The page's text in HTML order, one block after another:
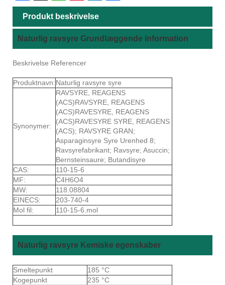
Produkt beskrivelse
Naturlig ravsyre Grundlæggende information
Beskrivelse Referencer
Produktnavn:Naturlig ravsyre syre
Synonymer:
RAVSYRE, REAGENS
(ACS)RAVSYRE, REAGENS
(ACS)RAVESYRE, REAGENS
(ACS)RAVESYRE SYRE, REAGENS
(ACS); RAVSYRE GRAN;
Asparaginsyre Syre Urenhed 8;
Ravsyrefabrikant; Ravsyre; Asuccin;
Bernsteinsaure; Butandisyre
CAS:
110-15-6
MF:
C4H6O4
MW:
118.08804
EINECS:
203-740-4
Mol fil:
110-15-6.mol
Naturlig ravsyre Kemiske egenskaber
Smeltepunkt
185 °C
Kogepunkt
235 °C